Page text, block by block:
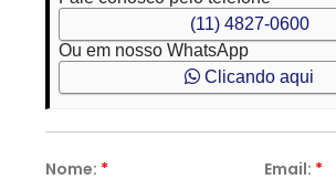
(11) 4827-0600
Ou em nosso WhatsApp
Clicando aqui
Nome: * Email: *